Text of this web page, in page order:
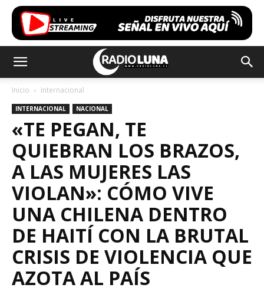
Inicio Internacional
INTERNACIONAL NACIONAL
«TE PEGAN, TE
QUIEBRAN LOS BRAZOS,
A LAS MUJERES LAS
VIOLAN»: CÓMO VIVE
UNA CHILENA DENTRO
DE HAITÍ CON LA BRUTAL
CRISIS DE VIOLENCIA QUE
AZOTA AL PAÍS